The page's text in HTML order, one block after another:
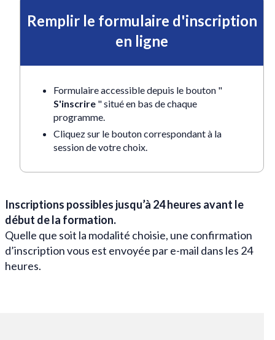
Remplir le formulaire d'inscription
en ligne
Formulaire accessible depuis le bouton "
S'inscrire " situé en bas de chaque
programme.
Cliquez sur le bouton correspondant à la
session de votre choix.
Inscriptions possibles jusqu’à 24 heures avant le
début de la formation.
Quelle que soit la modalité choisie, une confirmation
d’inscription vous est envoyée par e-mail dans les 24
heures.